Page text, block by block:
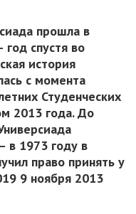
прошла в
спустя во
история
с момента
Студенческих
2013 года. До
в 1973 году в
право принять у
9 ноября 2013